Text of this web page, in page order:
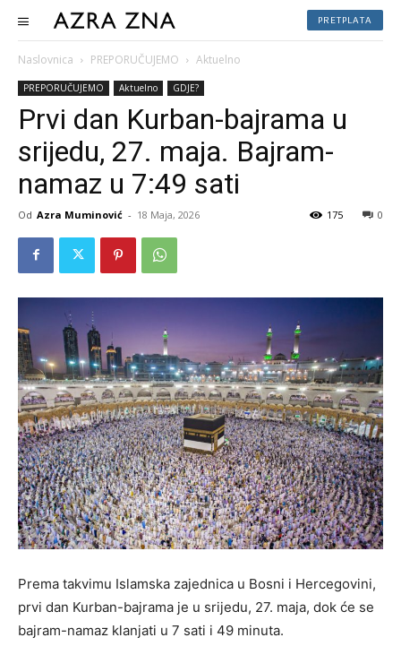
PRETPLATA
Naslovnica PREPORUČUJEMO Aktuelno
PREPORUČUJEMO Aktuelno GDJE?
Prvi dan Kurban-bajrama u
srijedu, 27. maja. Bajram-
namaz u 7:49 sati
Od Azra Muminović - 18 Maja, 2026 0
175
Prema takvimu Islamska zajednica u Bosni i Hercegovini,
prvi dan Kurban-bajrama je u srijedu, 27. maja, dok će se
bajram-namaz klanjati u 7 sati i 49 minuta.